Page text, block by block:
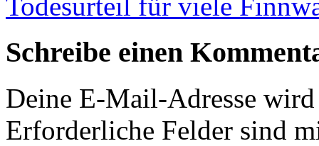
Schreibe einen
Deine E-Mail-Adresse
Erforderliche Felder sind